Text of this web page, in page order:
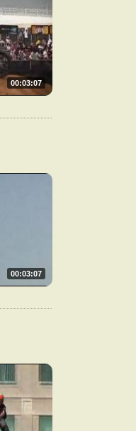
00:03:07
00:03:07